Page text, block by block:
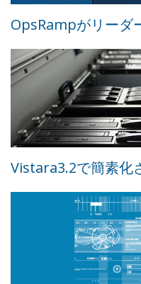
OpsRampがリーダ
Vistara3.2で簡素化